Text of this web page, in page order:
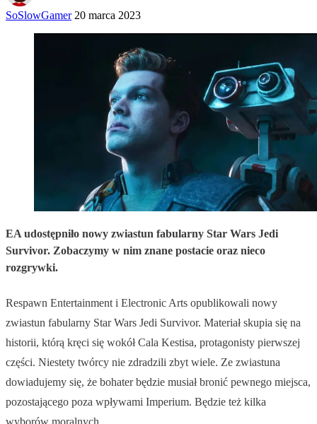
SoSlowGamer 20 marca 2023
EA udostępniło nowy zwiastun fabularny Star Wars Jedi
Survivor. Zobaczymy w nim znane postacie oraz nieco
rozgrywki.
Respawn Entertainment i Electronic Arts opublikowali nowy
zwiastun fabularny Star Wars Jedi Survivor. Materiał skupia się na
historii, którą kręci się wokół Cala Kestisa, protagonisty pierwszej
części. Niestety twórcy nie zdradzili zbyt wiele. Ze zwiastuna
dowiadujemy się, że bohater będzie musiał bronić pewnego miejsca,
pozostającego poza wpływami Imperium. Będzie też kilka